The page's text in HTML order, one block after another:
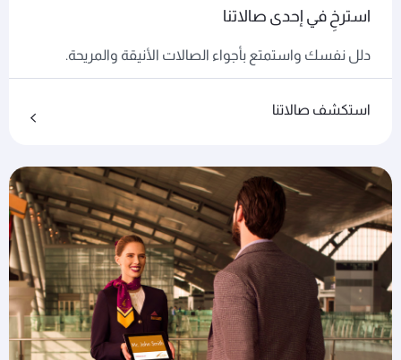
استرخِ في إحدى صالاتنا
دلل نفسك واستمتع بأجواء الصالات الأنيقة والمريحة.
استكشف صالاتنا